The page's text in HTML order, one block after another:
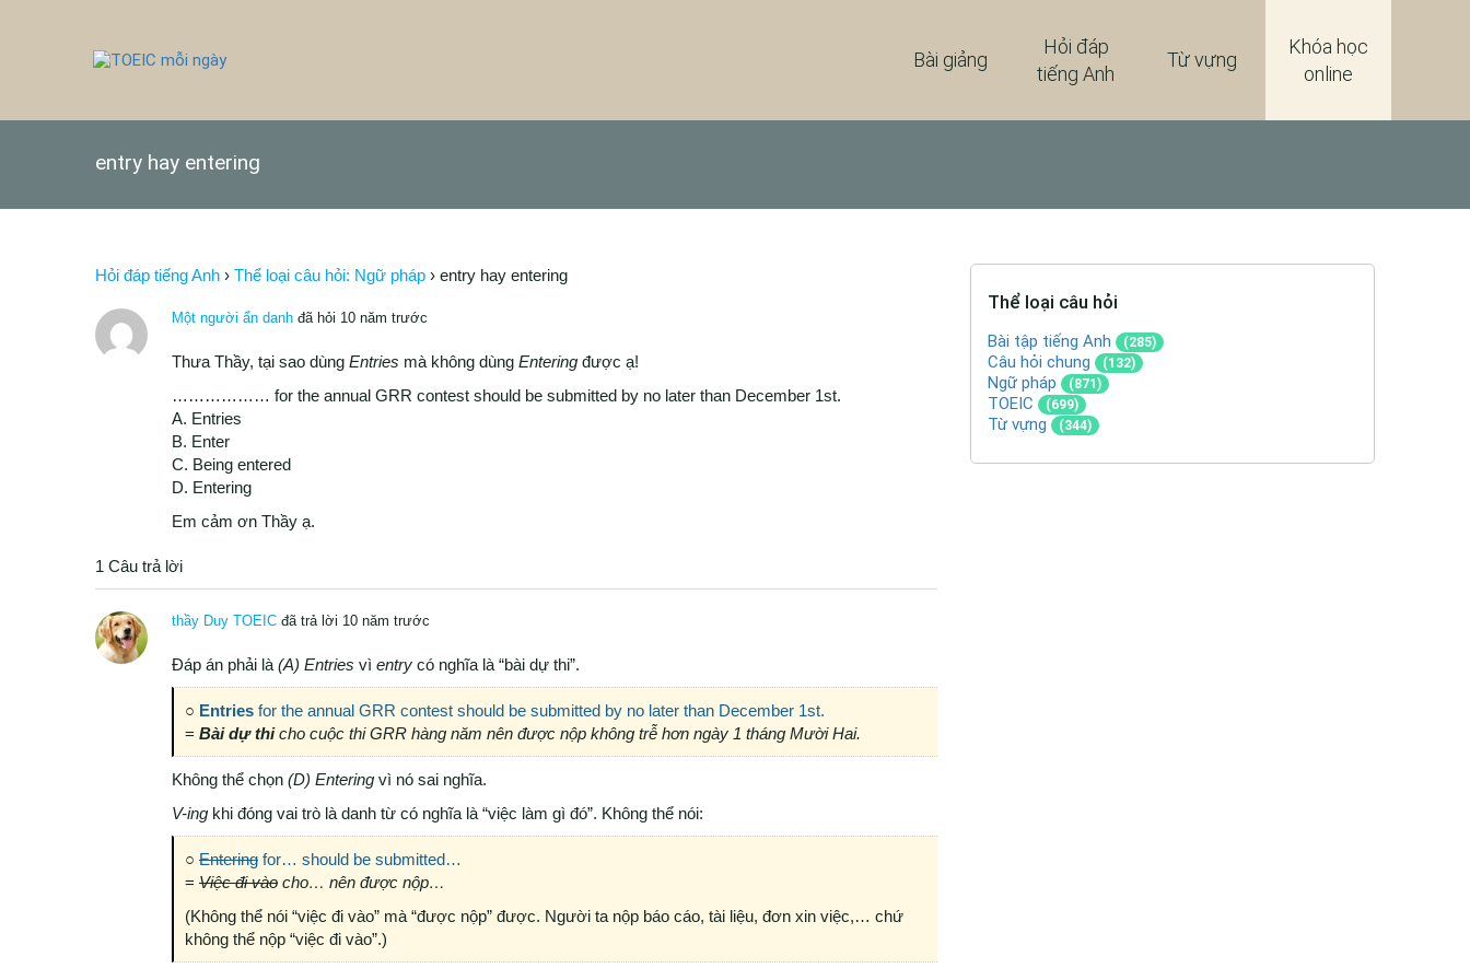
Khóa học
online
Từ vựng
Hỏi đáp
tiếng Anh
Bài giảng
entry hay entering
Hỏi đáp tiếng Anh › Thể loại câu hỏi: Ngữ pháp › entry hay entering
Một người ẩn danh đã hỏi 10 năm trước
Thưa Thầy, tại sao dùng Entries mà không dùng Entering được ạ!
……………… for the annual GRR contest should be submitted by no later than December 1st.
A. Entries
B. Enter
C. Being entered
D. Entering
Em cảm ơn Thầy ạ.
1 Câu trả lời
thầy Duy TOEIC đã trả lời 10 năm trước
Đáp án phải là (A) Entries vì entry có nghĩa là “bài dự thi”.
○ Entries for the annual GRR contest should be submitted by no later than December 1st.
= Bài dự thicho cuộc thi GRR hàng năm nên được nộp không trễ hơn ngày 1 tháng Mười Hai.
Không thể chọn (D) Entering vì nó sai nghĩa.
V-ing khi đóng vai trò là danh từ có nghĩa là “việc làm gì đó”. Không thể nói:
○ Entering for… should be submitted…
= Việc đi vào cho… nên được nộp…
(Không thể nói “việc đi vào” mà “được nộp” được. Người ta nộp báo cáo, tài liệu, đơn xin việc,… chứ
không thể nộp “việc đi vào”.)
Thể loại câu hỏi
Bài tập tiếng Anh (285)
Câu hỏi chung (132)
Ngữ pháp (871)
TOEIC (699)
Từ vựng (344)